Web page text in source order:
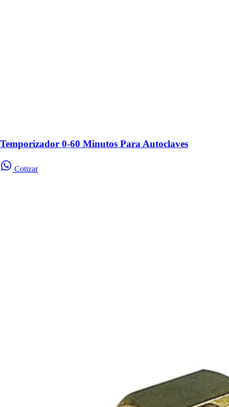
Temporizador 0-60 Minutos Para Autoclaves
Cotizar